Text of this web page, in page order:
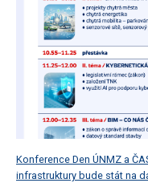
Konference Den ÚNMZ a
infrastruktury bude stát na